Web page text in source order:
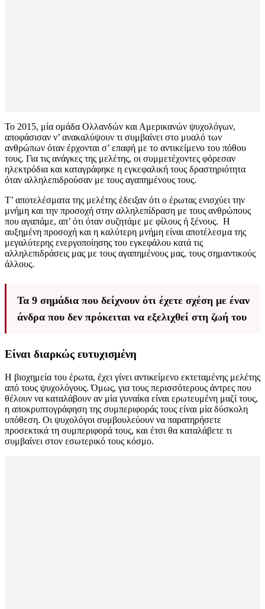
Το 2015, μία ομάδα Ολλανδών και Αμερικανών ψυχολόγων,
αποφάσισαν ν’ ανακαλύψουν τι συμβαίνει στο μυαλό των
ανθρώπων όταν έρχονται σ’ επαφή με το αντικείμενο του πόθου
τους. Για τις ανάγκες της μελέτης, οι συμμετέχοντες φόρεσαν
ηλεκτρόδια και καταγράφηκε η εγκεφαλική τους δραστηριότητα
όταν αλληλεπιδρούσαν με τους αγαπημένους τους.
Τ’ αποτελέσματα της μελέτης έδειξαν ότι ο έρωτας ενισχύει την
μνήμη και την προσοχή στην αλληλεπίδραση με τους ανθρώπους
που αγαπάμε, απ’ ότι όταν συζητάμε με φίλους ή ξένους. Η
αυξημένη προσοχή και η καλύτερη μνήμη είναι αποτέλεσμα της
μεγαλύτερης ενεργοποίησης του εγκεφάλου κατά τις
αλληλεπιδράσεις μας με τους αγαπημένους μας, τους σημαντικούς
άλλους.
Τα 9 σημάδια που δείχνουν ότι έχετε σχέση με έναν
άνδρα που δεν πρόκειται να εξελιχθεί στη ζωή του
Είναι διαρκώς ευτυχισμένη
Η βιοχημεία του έρωτα, έχει γίνει αντικείμενο εκτεταμένης μελέτης
από τους ψυχολόγους. Όμως, για τους περισσότερους άντρες που
θέλουν να καταλάβουν αν μία γυναίκα είναι ερωτευμένη μαζί τους,
η αποκρυπτογράφηση της συμπεριφοράς τους είναι μία δύσκολη
υπόθεση. Οι ψυχολόγοι συμβουλεύουν να παρατηρήσετε
προσεκτικά τη συμπεριφορά τους, και έτσι θα καταλάβετε τι
συμβαίνει στον εσωτερικό τους κόσμο.